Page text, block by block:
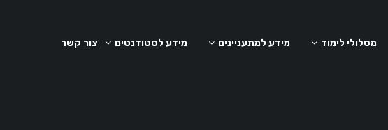
מסלולי לימוד מידע למתעניינים מידע לסטודנטים צור קשר